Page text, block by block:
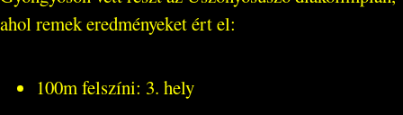
ahol remek eredményeket ért el:
100m felszíni: 3. hely